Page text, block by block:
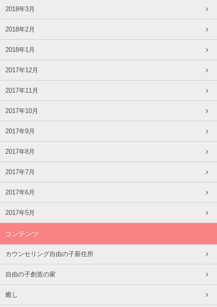
2018年3月
2018年2月
2018年1月
2017年12月
2017年11月
2017年10月
2017年9月
2017年8月
2017年7月
2017年6月
2017年5月
コンテンツ
カウンセリング自由の子新住所
自由の子創造の家
癒し